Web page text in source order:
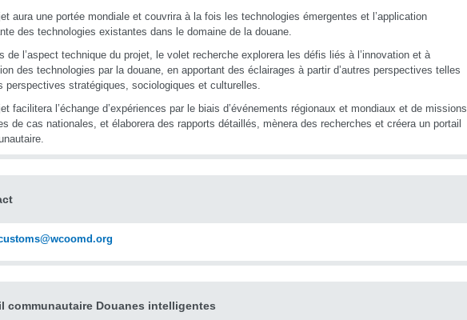
aura une portée mondiale et couvrira à la fois les technologies émergentes et l’application
des technologies existantes dans le domaine de la douane.
de l’aspect technique du projet, le volet recherche explorera les défis liés à l’innovation et à
des technologies par la douane, en apportant des éclairages à partir d’autres perspectives telles
perspectives stratégiques, sociologiques et culturelles.
facilitera l’échange d’expériences par le biais d’événements régionaux et mondiaux et de missions
de cas nationales, et élaborera des rapports détaillés, mènera des recherches et créera un portail
communautaire Douanes intelligentes